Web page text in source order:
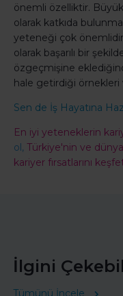
önemli özelliktir.
olarak katkıda
yeteneği çok
olarak başarılı bir
özgeçmişine
hale getirdiği örnekleri
Sen de İş Hayatına
En iyi yeteneklerin
ol, Türkiye'nin ve
kariyer fırsatlarını
İlgini
Tümünü İncele